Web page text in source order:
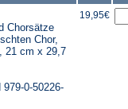
Chorsätze
Chor,
21 cm x 29,7
979-0-50226-
19,95€